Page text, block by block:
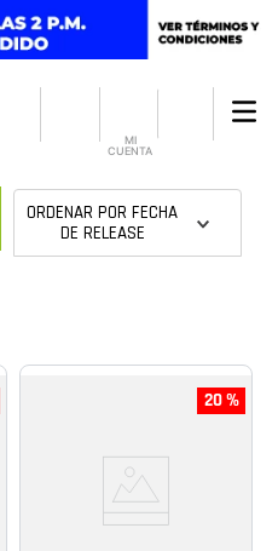
MI
CUENTA
ORDENAR POR FECHA
DE RELEASE
20 %